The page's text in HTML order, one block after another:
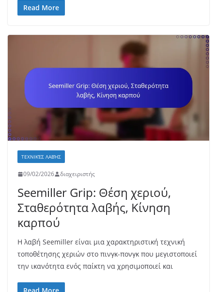
Read More
ΤΕΧΝΙΚΈΣ ΛΑΒΉΣ
09/02/2026 διαχειριστής
Seemiller Grip: Θέση χεριού,
Σταθερότητα λαβής, Κίνηση
καρπού
Η λαβή Seemiller είναι μια χαρακτηριστική τεχνική
τοποθέτησης χεριών στο πινγκ-πονγκ που μεγιστοποιεί
την ικανότητα ενός παίκτη να χρησιμοποιεί και